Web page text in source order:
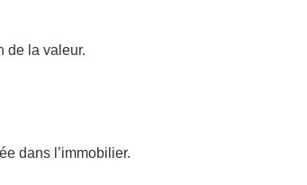
de la valeur.
dans l’immobilier.